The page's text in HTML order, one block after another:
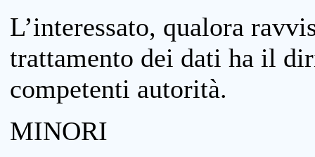
L’interessato, qualora
trattamento dei dati ha il
competenti autorità.
MINORI